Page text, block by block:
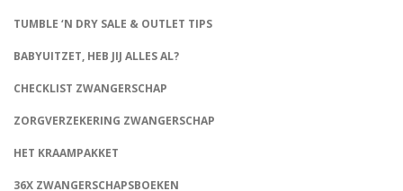
TUMBLE ‘N DRY SALE & OUTLET TIPS
BABYUITZET, HEB JIJ ALLES AL?
CHECKLIST ZWANGERSCHAP
ZORGVERZEKERING ZWANGERSCHAP
HET KRAAMPAKKET
36X ZWANGERSCHAPSBOEKEN